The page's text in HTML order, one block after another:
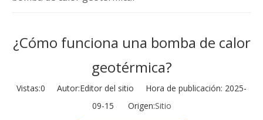
한국어
¿Cómo funciona una bomba de calor
geotérmica?
Vistas:0 Autor:Editor del sitio Hora de publicación: 2025-
09-15 Origen:Sitio